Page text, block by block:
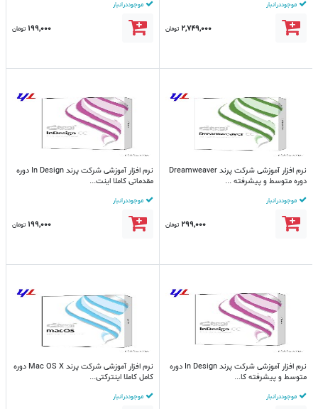
موجود در انبار
2,749,000 تومان
موجود در انبار
199,000 تومان
نرم افزار آموزشی شرکت پرند Dreamweaver
دوره متوسط و پیشرفته ...
موجود در انبار
299,000 تومان
نرم افزار آموزشی شرکت پرند In Design دوره
مقدماتی کاملا اینت...
موجود در انبار
199,000 تومان
نرم افزار آموزشی شرکت پرند In Design دوره
متوسط و پیشرفته کا...
موجود در انبار
نرم افزار آموزشی شرکت پرند Mac OS X دوره
کامل کاملا اینترکتی...
موجود در انبار